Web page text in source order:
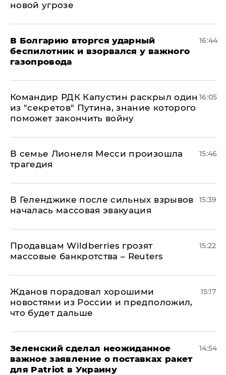
новой угрозе
В Болгарию вторгся ударный
беспилотник и взорвался у важного
газопровода
16:44
Командир РДК Капустин раскрыл один
из "секретов" Путина, знание которого
поможет закончить войну
16:05
В семье Лионеля Месси произошла
трагедия
15:46
В Геленджике после сильных взрывов
началась массовая эвакуация
15:39
Продавцам Wildberries грозят
массовые банкротства – Reuters
15:22
Жданов порадовал хорошими
новостями из России и предположил,
что будет дальше
15:17
Зеленский сделал неожиданное
важное заявление о поставках ракет
для Patriot в Украину
14:54